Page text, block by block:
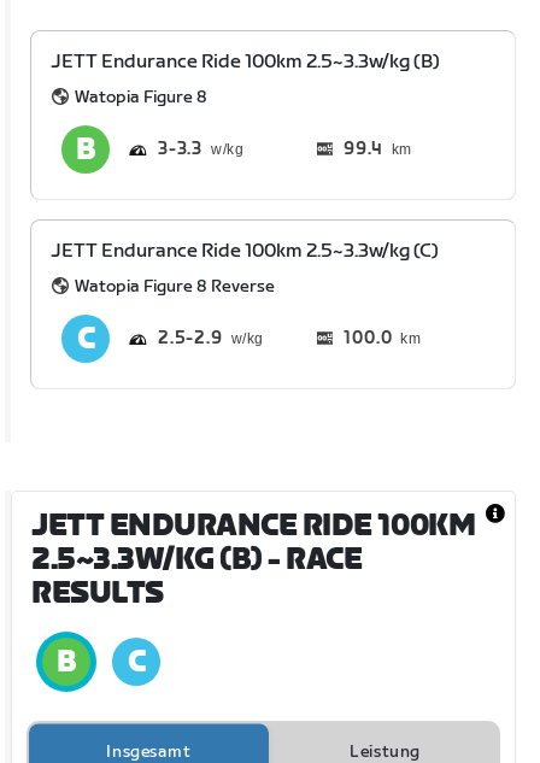
JETT Endurance Ride 100km 2.5~3.3w/kg (B)
Watopia Figure 8
3 3.3 99.4 km
JETT Endurance Ride 100km 2.5~3.3w/kg (C)
Watopia Figure 8 Reverse
2.5 2.9 100.0 km
JETT ENDURANCE RIDE 100KM
2.5~3.3W/KG (B)- RACE
RESULTS
Insgesamt Leistung